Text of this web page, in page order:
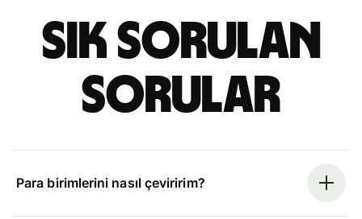
Sık sorulan
sorular
Para birimlerini nasıl çeviririm?